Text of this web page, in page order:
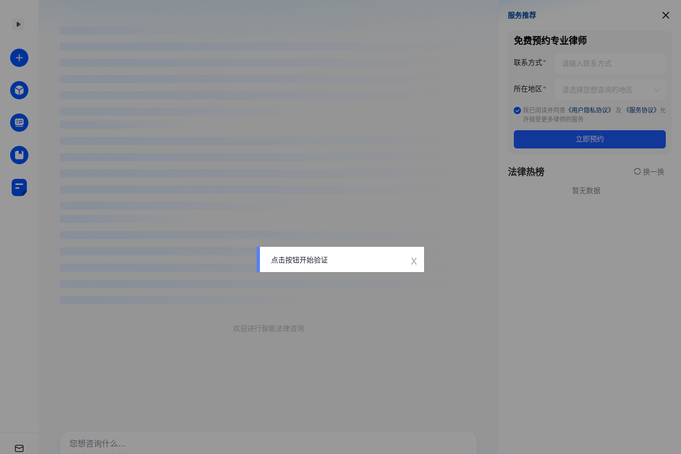
欢迎进行智能法律咨询
服务推荐
服务推荐
免费预约专业律师
联系方式
所在地区
我已阅读并同意 《用户隐私协议》 及 《服务协议》 允
许接受更多律师的服务
立即预约
法律热榜 换一换
暂无数据
点击按钮开始验证 x